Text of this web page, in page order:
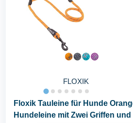
FLOXIK
Floxik Tauleine für Hunde
Hundeleine mit Zwei Griffen